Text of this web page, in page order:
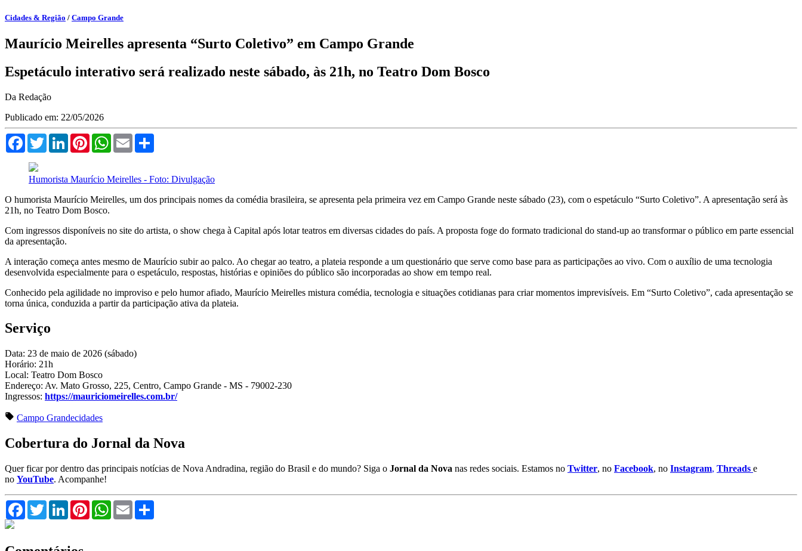
Cidades & Região / Campo Grande
Maurício Meirelles apresenta “Surto Coletivo” em Campo Grande
Espetáculo interativo será realizado neste sábado, às 21h, no Teatro Dom Bosco
Da Redação
Publicado em: 22/05/2026
FacebookTwitterLinkedInPinterestWhatsApp
Email
Humorista Maurício Meirelles - Foto: Divulgação
O humorista Maurício Meirelles, um dos principais nomes da comédia brasileira, se apresenta pela primeira vez em Campo Grande neste sábado (23), com o espetáculo “Surto Coletivo”. A apresentação será às
21h, no Teatro Dom Bosco.
Com ingressos disponíveis no site do artista, o show chega à Capital após lotar teatros em diversas cidades do país. A proposta foge do formato tradicional do stand-up ao transformar o público em parte essencial
da apresentação.
A interação começa antes mesmo de Maurício subir ao palco. Ao chegar ao teatro, a plateia responde a um questionário que serve como base para as participações ao vivo. Com o auxílio de uma tecnologia
desenvolvida especialmente para o espetáculo, respostas, histórias e opiniões do público são incorporadas ao show em tempo real.
Conhecido pela agilidade no improviso e pelo humor afiado, Maurício Meirelles mistura comédia, tecnologia e situações cotidianas para criar momentos imprevisíveis. Em “Surto Coletivo”, cada apresentação se
torna única, conduzida a partir da participação ativa da plateia.
Serviço
Data: 23 de maio de 2026 (sábado)
Horário: 21h
Local: Teatro Dom Bosco
Endereço: Av. Mato Grosso, 225, Centro, Campo Grande - MS - 79002-230
Ingressos: https://mauriciomeirelles.com.br/
Campo Grandecidades
Cobertura do Jornal da Nova
Quer ficar por dentro das principais notícias de Nova Andradina, região do Brasil e do mundo? Siga o Jornal da Nova nas redes sociais. Estamos no Twitter, no Facebook, no Instagram, Threads e
no YouTube. Acompanhe!
FacebookTwitterLinkedInPinterestWhatsApp
Email